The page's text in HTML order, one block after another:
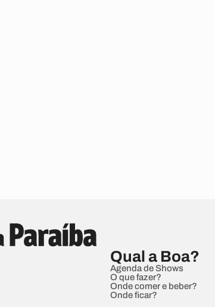
Qual a Boa?
Agenda de Shows
O que fazer?
Onde comer e beber?
Onde ficar?